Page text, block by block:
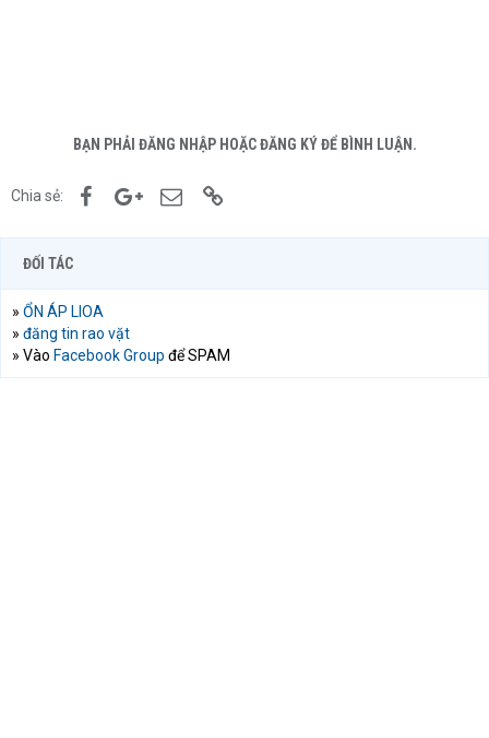
BẠN PHẢI ĐĂNG NHẬP HOẶC ĐĂNG KÝ ĐỂ BÌNH LUẬN.
Chia sẻ: FacebookGoogle+Email
ĐỐI TÁC
» ỔN ÁP LIOA
» đăng tin rao vặt
» Vào Facebook Group để SPAM